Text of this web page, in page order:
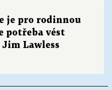
je pro rodinnou
potřeba vést
Lawless